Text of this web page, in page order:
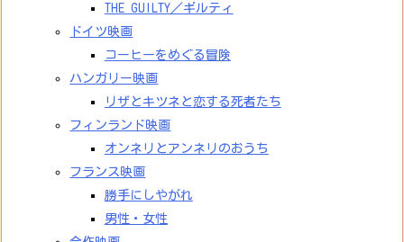
THE GUILTY／ギルティ
ドイツ映画
コーヒーをめぐる冒険
ハンガリー映画
リザとキツネと恋する死者たち
フィンランド映画
オンネリとアンネリのおうち
フランス映画
勝手にしやがれ
男性・女性